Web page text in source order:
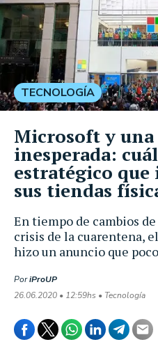
En tiempo de cambios
crisis de la cuarentena,
hizo un anuncio que
PoriProUP
26.06.2020 • 12:59hs • Tecnología
TECNOLOGÍA
Microsoft y
inesperada:
estratégico que
sus tiendas